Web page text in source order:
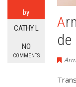
by
CATHY L
NO
COMMENTS
Armoire de chambre
de